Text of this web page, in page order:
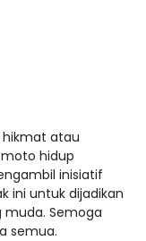
atau
hidup
inisiatif
ini untuk dijadikan
Semoga
semua.